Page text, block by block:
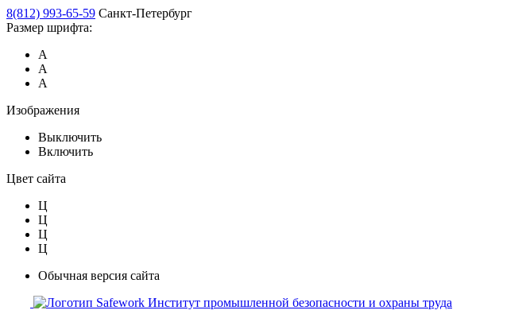
8(812) 993-65-59 Санкт-Петербург
Размер шрифта:
А
А
А
Изображения
Выключить
Включить
Цвет сайта
Ц
Ц
Ц
Ц
Обычная версия сайта
Safework Институт промышленной безопасности и охраны труда